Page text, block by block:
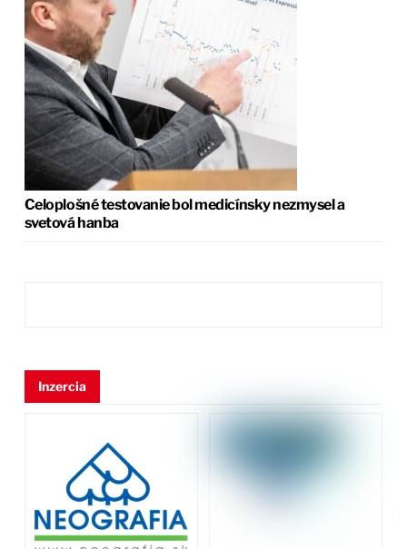
Celoplošné testovanie bol medicínsky nezmysel a
svetová hanba
Inzercia